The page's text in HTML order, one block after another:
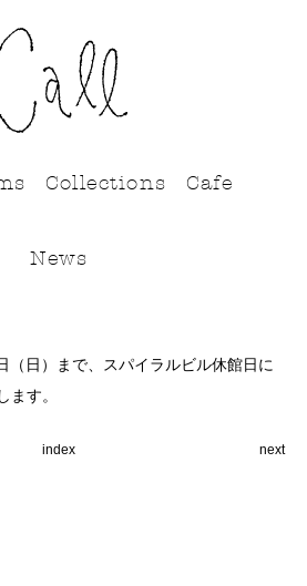
Collections Cafe
News
（日）まで、スパイラルビル休館日に
ます。
next
index